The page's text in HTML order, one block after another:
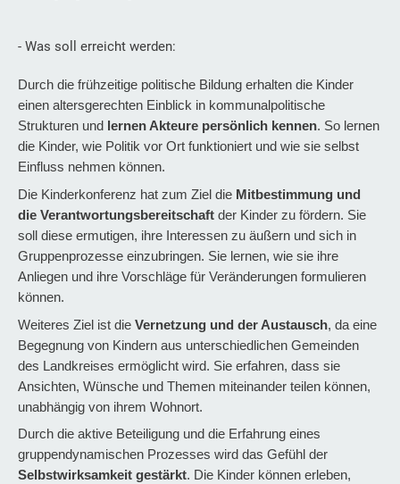
- Was soll erreicht werden:
Durch die frühzeitige politische Bildung erhalten die Kinder
einen altersgerechten Einblick in kommunalpolitische
Strukturen und
lernen Akteure persönlich kennen. So lernen
die Kinder, wie Politik vor Ort funktioniert und wie sie selbst
Einfluss nehmen können.
Die Kinderkonferenz hat zum Ziel die Mitbestimmung und
die Verantwortungsbereitschaft der Kinder zu fördern. Sie
soll diese ermutigen, ihre Interessen zu äußern und sich in
Gruppenprozesse einzubringen. Sie lernen, wie sie ihre
Anliegen und ihre Vorschläge für Veränderungen formulieren
können.
Weiteres Ziel ist die Vernetzung und der Austausch, da eine
Begegnung von Kindern aus unterschiedlichen Gemeinden
des Landkreises ermöglicht wird. Sie erfahren, dass sie
Ansichten, Wünsche und Themen miteinander teilen können,
unabhängig von ihrem Wohnort.
Durch die aktive Beteiligung und die Erfahrung eines
gruppendynamischen Prozesses wird das Gefühl der
Selbstwirksamkeit gestärkt. Die Kinder können erleben,